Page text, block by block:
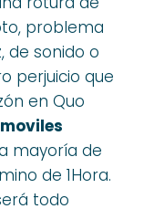
problema
de sonido o
perjuicio que
en Quo
mayoría de
de 1Hora.
todo